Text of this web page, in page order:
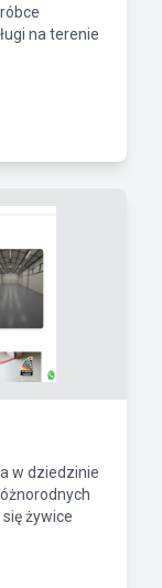
na terenie
w dziedzinie
żywice